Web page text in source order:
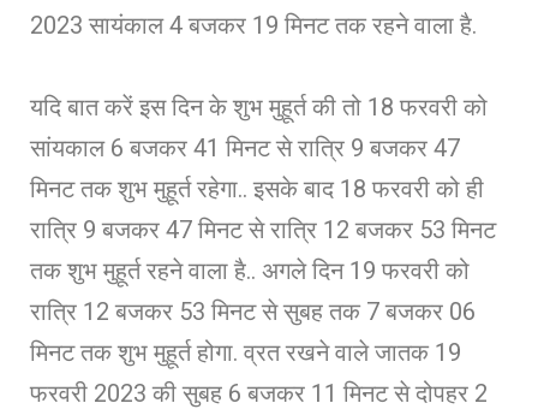
2023 सायंकाल 4 बजकर 19 मिनट तक रहने वाला है.
यदि बात करें इस दिन के शुभ मुहूर्त की तो 18 फरवरी को
सांयकाल 6 बजकर 41 मिनट से रात्रि 9 बजकर 47
मिनट तक शुभ मुहूर्त रहेगा.. इसके बाद 18 फरवरी को ही
रात्रि 9 बजकर 47 मिनट से रात्रि 12 बजकर 53 मिनट
तक शुभ मुहूर्त रहने वाला है.. अगले दिन 19 फरवरी को
रात्रि 12 बजकर 53 मिनट से सुबह तक 7 बजकर 06
मिनट तक शुभ मुहूर्त होगा. व्रत रखने वाले जातक 19
फरवरी 2023 की सुबह 6 बजकर 11 मिनट से दोपहर 2